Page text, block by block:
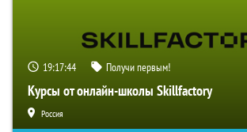
19:17:43 Получи первым!
Курсы от онлайн-школы Skillfactory
Россия